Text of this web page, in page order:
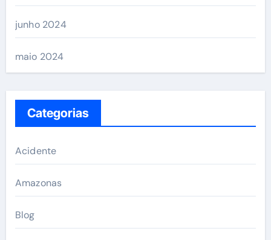
junho 2024
maio 2024
Categorias
Acidente
Amazonas
Blog